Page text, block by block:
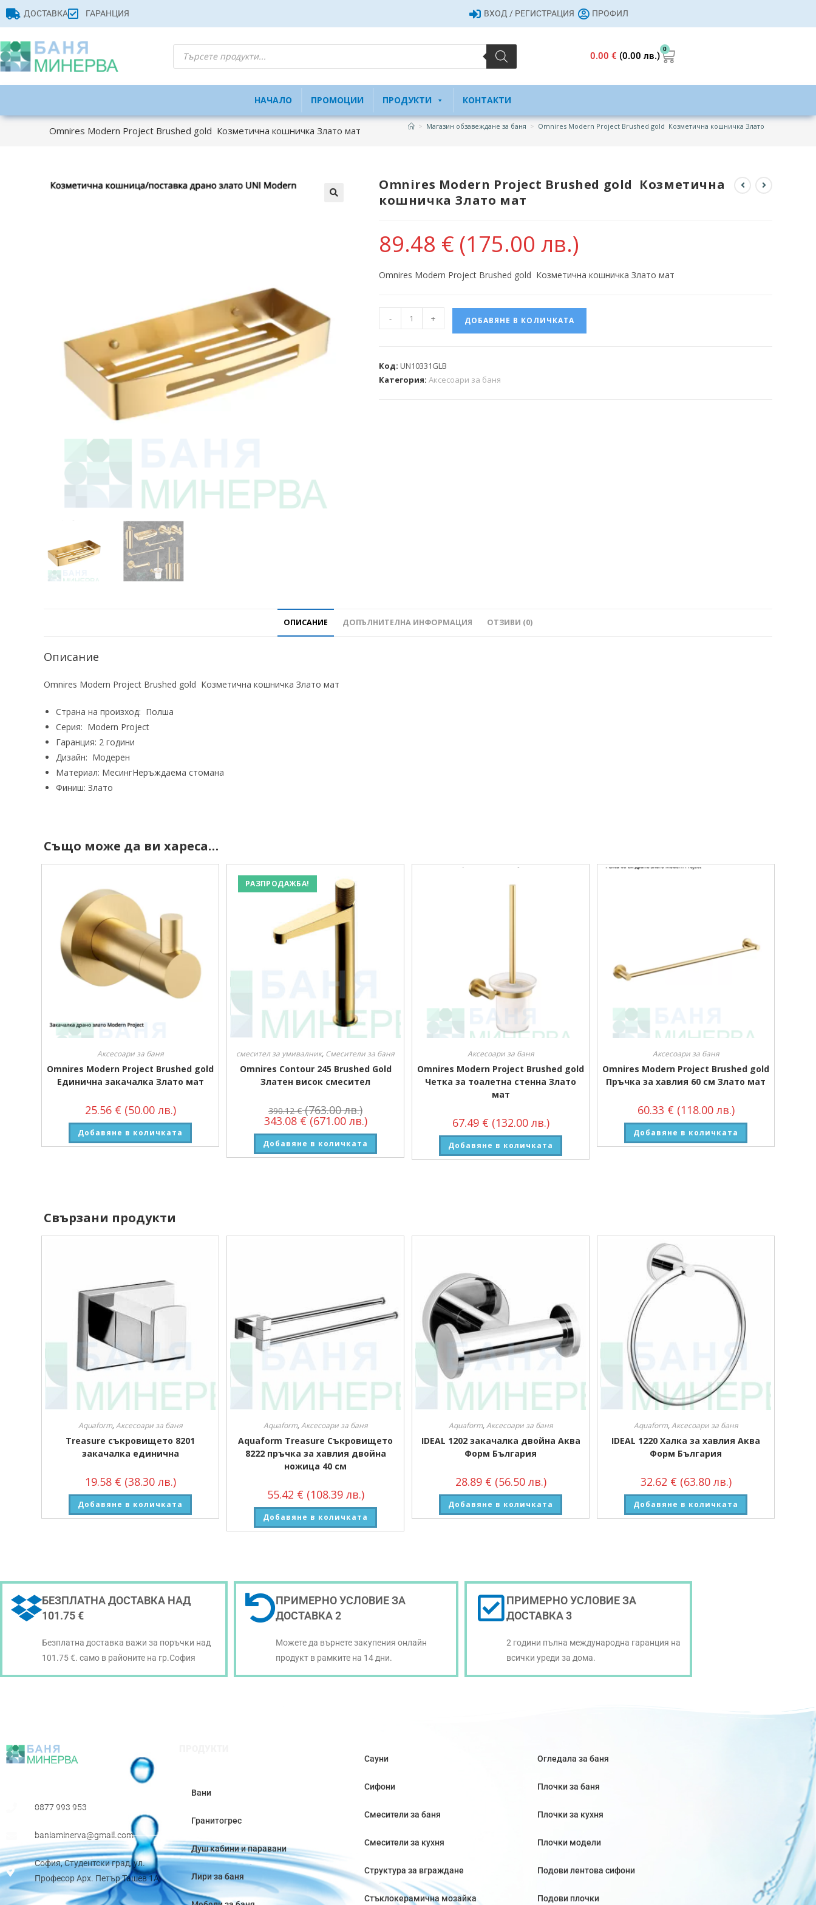
ДОСТАВКА ГАРАНЦИЯ ВХОД / РЕГИСТРАЦИЯ ПРОФИЛ
0.00€ (0.00 лв.)
0
НАЧАЛО ПРОМОЦИИ ПРОДУКТИ КОНТАКТИ
Omnires Modern Project Brushed gold Козметична кошничка Злато мат > Магазин обзавеждане за баня > Omnires Modern Project Brushed gold Козметична кошничка Злато мат
Omnires Modern Project Brushed gold Козметична
кошничка Злато мат
89.48 € (175.00 лв.)
Omnires Modern Project Brushed gold Козметична кошничка Злато мат
- + ДОБАВЯНЕ В КОЛИЧКАТА
Код: UN10331GLB
Категория: Аксесоари за баня
ОПИСАНИЕ ДОПЪЛНИТЕЛНА ИНФОРМАЦИЯ ОТЗИВИ (0)
Описание
Omnires Modern Project Brushed gold Козметична кошничка Злато мат
Страна на произход: Полша
Серия: Modern Project
Гаранция: 2 години
Дизайн: Модерен
Материал: МесингНеръждаема стомана
Финиш: Злато
Също може да ви хареса…
Аксесоари за баня
Omnires Modern Project Brushed gold
Единична закачалка Злато мат
25.56 € (50.00 лв.)
Добавяне в количката
РАЗПРОДАЖБА!
смесител за умивалник, Смесители за баня
Omnires Contour 245 Brushed Gold
Златен висок смесител
390.12€ (763.00 лв.)
343.08 € (671.00 лв.)
Добавяне в количката
Аксесоари за баня
Omnires Modern Project Brushed gold
Четка за тоалетна стенна Злато
мат
67.49 € (132.00 лв.)
Добавяне в количката
Аксесоари за баня
Omnires Modern Project Brushed gold
Пръчка за хавлия 60 см Злато мат
60.33 € (118.00 лв.)
Добавяне в количката
Свързани продукти
Aquaform,Аксесоари за баня
Treasure съкровището 8201
закачалка единична
19.58 € (38.30 лв.)
Добавяне в количката
Aquaform,Аксесоари за баня
Aquaform Treasure Съкровището
8222 пръчка за хавлия двойна
ножица 40 см
55.42 € (108.39 лв.)
Добавяне в количката
Aquaform,Аксесоари за баня
IDEAL 1202 закачалка двойна Аква
Форм България
28.89 € (56.50 лв.)
Добавяне в количката
Aquaform,Аксесоари за баня
IDEAL 1220 Халка за хавлия Аква
Форм България
32.62 € (63.80 лв.)
Добавяне в количката
БЕЗПЛАТНА ДОСТАВКА НАД
101.75 €
Безплатна доставка важи за поръчки над
101.75 €. само в районите на гр.София
ПРИМЕРНО УСЛОВИЕ ЗА
ДОСТАВКА 2
Можете да върнете закупения онлайн
продукт в рамките на 14 дни.
ПРИМЕРНО УСЛОВИЕ ЗА
ДОСТАВКА 3
2 години пълна международна гаранция на
всички уреди за дома.
0877 993 953
baniaminerva@gmail.com
София, Студентски град, ул.
Професор Арх. Петър Ташев 1А
Вани
Гранитогрес
Душ кабини и паравани
Лири за баня
Сауни
Сифони
Смесители за баня
Смесители за кухня
Структура за вграждане
Стъклокерамична мозайка
Огледала за баня
Плочки за баня
Плочки за кухня
Плочки модели
Подови лентова сифони
Подови плочки